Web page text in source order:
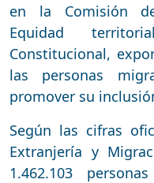
en la Comisión
Equidad
Constitucional,
las personas
promover su
Según las cifras
Extranjería y
1.462.103